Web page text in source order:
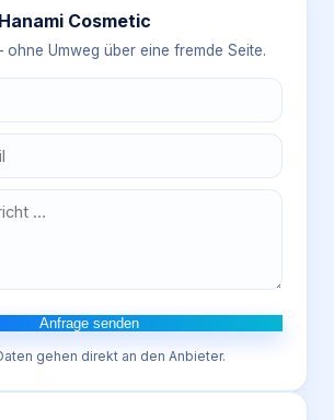
Hanami Cosmetic
ohne Umweg über eine fremde Seite.
Anfrage senden
gehen direkt an den Anbieter.